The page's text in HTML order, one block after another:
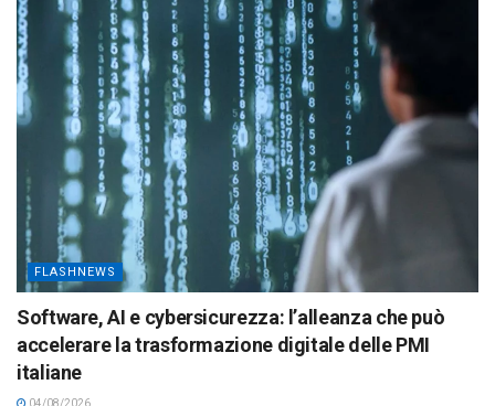
FLASHNEWS
Software, AI e cybersicurezza: l’alleanza che può
accelerare la trasformazione digitale delle PMI
italiane
04/08/2026